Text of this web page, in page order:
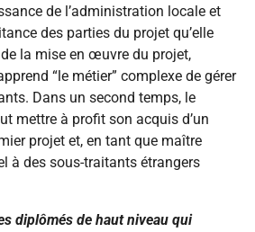
de l’administration locale et
des parties du projet qu’elle
la mise en œuvre du projet,
“le métier” complexe de gérer
Dans un second temps, le
mettre à profit son acquis d’un
projet et, en tant que maître
à des sous-traitants étrangers
diplômés de haut niveau qui